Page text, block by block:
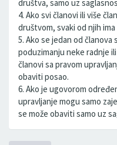
društva, samo uz
4. Ako svi članovi ili više
društvom, svaki od njih
5. Ako se jedan od
poduzimanju neke radnje
članovi sa pravom
obaviti posao.
6. Ako je ugovorom
upravljanje mogu samo
se može obaviti samo uz